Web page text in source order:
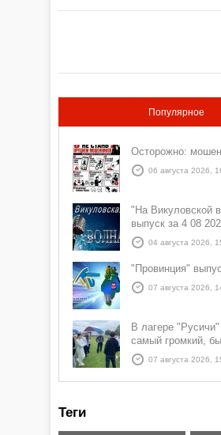
перед Викуловским Центром
Популярное
Осторожно:
06 августа 2026,
"На Викуловской
выпуск за 4 08
04 августа 2026,
"Провинция"
07 августа 2026,
В лагере
самый громкий,
азартный час дня
07 августа 2026,
Теги